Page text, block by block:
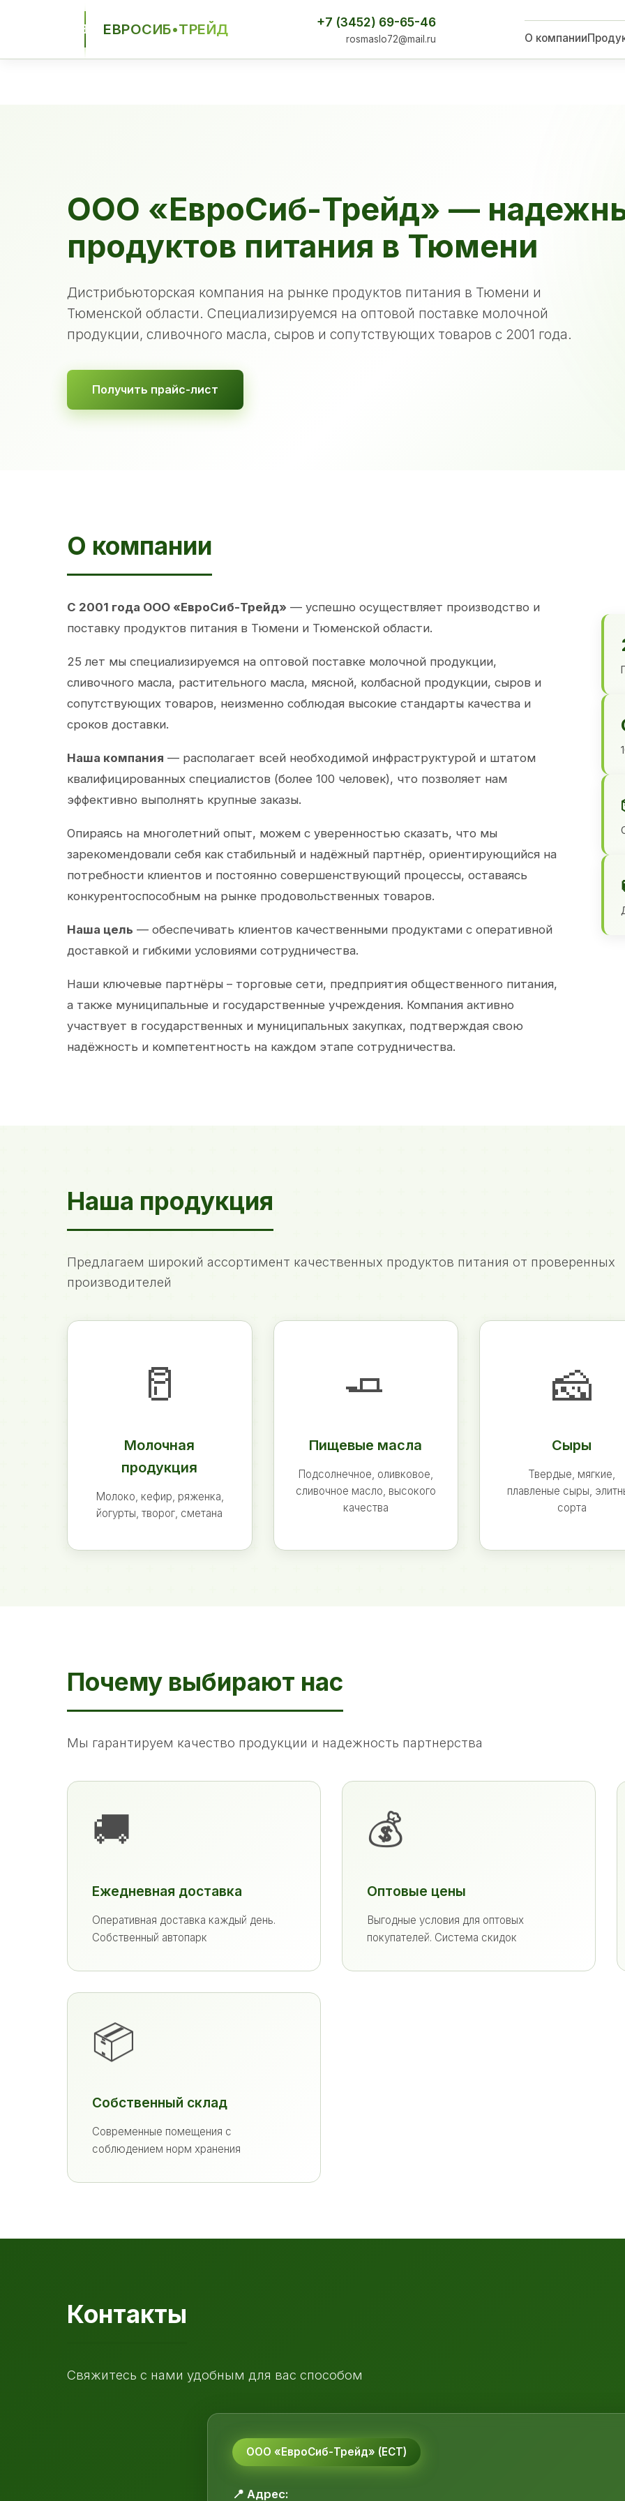
ЕСТ ЕВРОСИБ•ТРЕЙД +7 (3452) 69-65-46
rosmaslo72@mail.ru О компании
ООО «ЕвроСиб-Трейд» —
продуктов питания в Тюмени
Дистрибьюторская компания на рынке продуктов питания в Тюмени и
Тюменской области. Специализируемся на оптовой поставке молочной
продукции, сливочного масла, сыров и сопутствующих товаров с 2001 года.
Получить прайс-лист
О компании
С 2001 года ООО «ЕвроСиб-Трейд» — успешно осуществляет производство и
поставку продуктов питания в Тюмени и Тюменской области.
25 лет мы специализируемся на оптовой поставке молочной продукции,
сливочного масла, растительного масла, мясной, колбасной продукции, сыров и
сопутствующих товаров, неизменно соблюдая высокие стандарты качества и
сроков доставки.
Наша компания — располагает всей необходимой инфраструктурой и штатом
квалифицированных специалистов (более 100 человек), что позволяет нам
эффективно выполнять крупные заказы.
Опираясь на многолетний опыт, можем с уверенностью сказать, что мы
зарекомендовали себя как стабильный и надёжный партнёр, ориентирующийся на
потребности клиентов и постоянно совершенствующий процессы, оставаясь
конкурентоспособным на рынке продовольственных товаров.
Наша цель — обеспечивать клиентов качественными продуктами с оперативной
доставкой и гибкими условиями сотрудничества.
Наши ключевые партнёры – торговые сети, предприятия общественного питания,
а также муниципальные и государственные учреждения. Компания активно
участвует в государственных и муниципальных закупках, подтверждая свою
надёжность и компетентность на каждом этапе сотрудничества.
Наша продукция
Предлагаем широкий ассортимент качественных продуктов питания от проверенных
производителей
🥛
Молочная
продукция
Молоко, кефир, ряженка,
йогурты, творог, сметана
🧈
Пищевые масла
Подсолнечное, оливковое,
сливочное масло, высокого
качества
🧀
Сыры
Твердые, мягкие,
плавленые сыры,
сорта
Почему выбирают нас
Мы гарантируем качество продукции и надежность партнерства
🚚
Ежедневная доставка
Оперативная доставка каждый день.
Собственный автопарк
💰
Оптовые цены
Выгодные условия для оптовых
покупателей. Система скидок
📦
Собственный склад
Современные помещения с
соблюдением норм хранения
Контакты
Свяжитесь с нами удобным для вас способом
ООО «ЕвроСиб-Трейд» (ЕСТ)
📍 Адрес: